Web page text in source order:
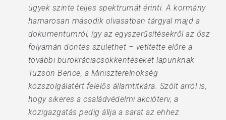
ügyek szinte teljes spektrumát érinti. A kormány
hamarosan második olvasatban tárgyal majd a
dokumentumról, így az egyszerűsítésekről az ősz
folyamán döntés születhet – vetítette előre a
további bürokráciacsökkentéseket lapunknak
Tuzson Bence, a Miniszterelnökség
közszolgálatért felelős államtitkára. Szólt arról is,
hogy sikeres a családvédelmi akcióterv, a
közigazgatás pedig állja a sarat az ehhez